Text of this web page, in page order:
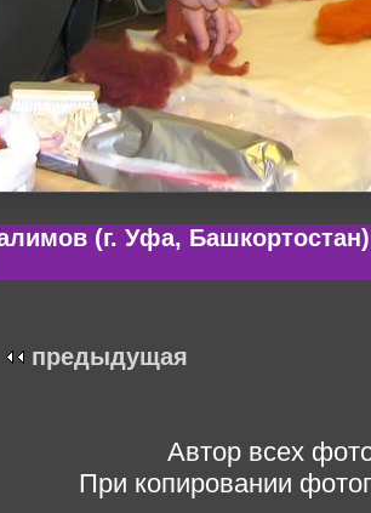
(г. Уфа,
предыдущая
Автор всех
При копировании